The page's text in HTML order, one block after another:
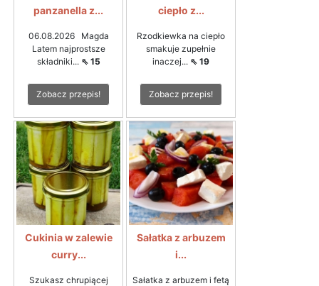
panzanella z...
06.08.2026 Magda
Latem najprostsze
składniki... ⇖ 15
Zobacz przepis!
ciepło z...
Rzodkiewka na ciepło
smakuje zupełnie
inaczej... ⇖ 19
Zobacz przepis!
Cukinia w zalewie
curry...
Szukasz chrupiącej
Sałatka z arbuzem
i...
Sałatka z arbuzem i fetą